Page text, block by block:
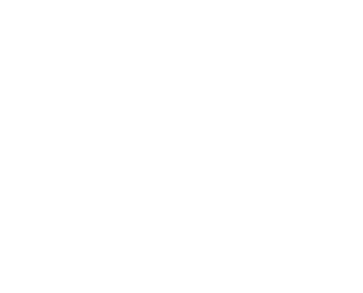
{associationName}?api-version=2024-03-11